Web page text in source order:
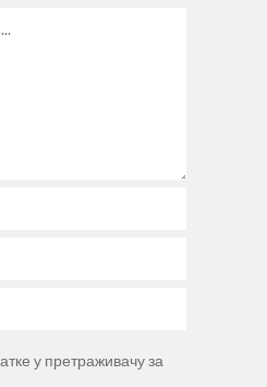
у претраживачу за